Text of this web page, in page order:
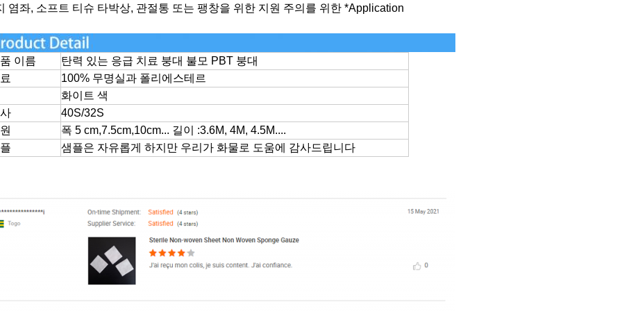
염좌, 소프트 티슈 타박상, 관절통 또는 팽창을 위한 지원 주의를 위한 *Application
이름
탄력 있는 응급 치료 붕대 불모 PBT 붕대
100% 무명실과 폴리에스테르
화이트 색
40S/32S
폭 5 cm,7.5cm,10cm... 길이 :3.6M, 4M, 4.5M....
샘플은 자유롭게 하지만 우리가 화물로 도움에 감사드립니다